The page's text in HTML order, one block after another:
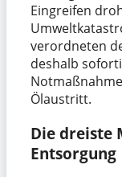
Eingreifen
verordneten
deshalb
Ölaustritt.
Die dreiste
Entsorgung